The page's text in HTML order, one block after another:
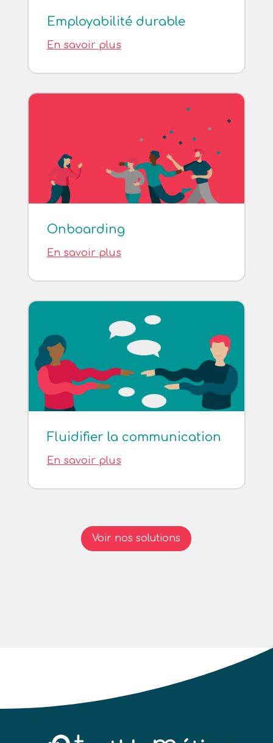
Employabilité durable
En savoir plus
Onboarding
En savoir plus
Fluidifier la communication
En savoir plus
Voir nos solutions